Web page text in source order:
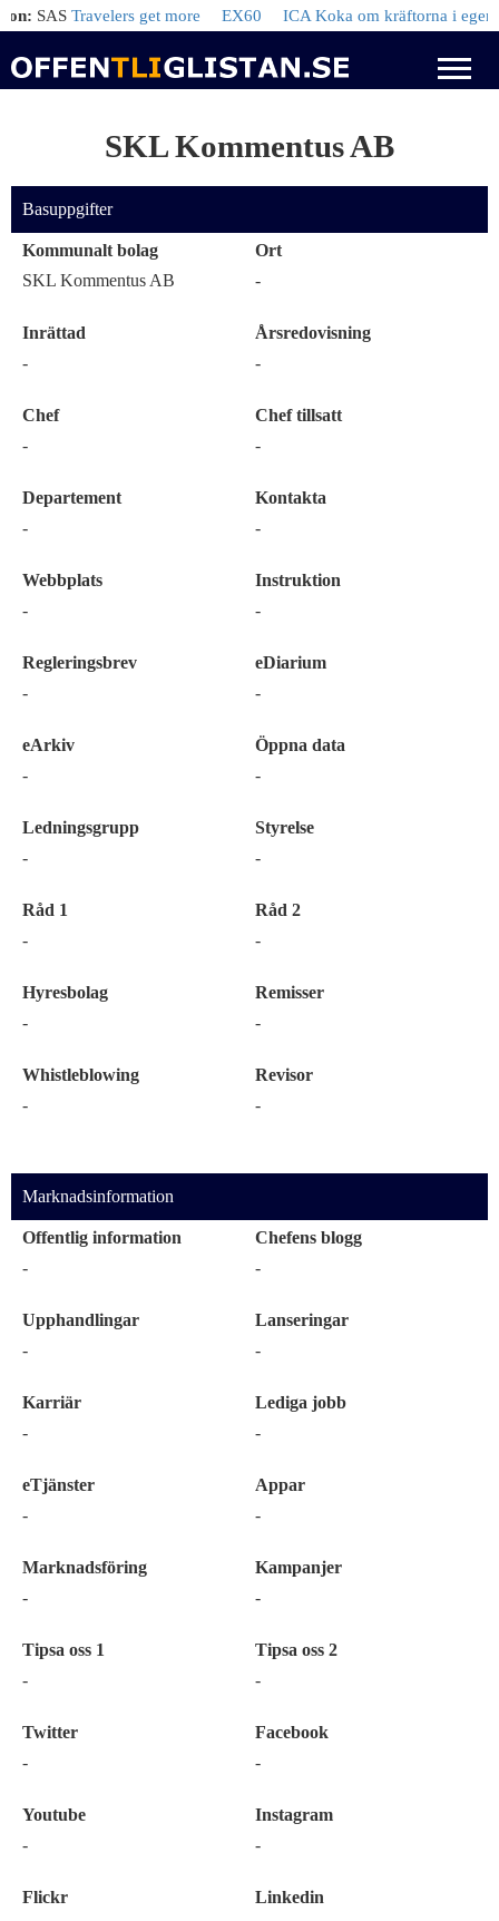
SASTravelers get more EX60 ICA Koka om kräftorna i egen lag
SKL Kommentus AB
Basuppgifter
Kommunalt bolag
SKL Kommentus AB
Ort
-
Inrättad
-
Årsredovisning
-
Chef
-
Chef tillsatt
-
Departement
-
Kontakta
-
Webbplats
-
Instruktion
-
Regleringsbrev
-
eDiarium
-
eArkiv
-
Öppna data
-
Ledningsgrupp
-
Styrelse
-
Råd 1
-
Råd 2
-
Hyresbolag
-
Remisser
-
Whistleblowing
-
Revisor
-
Marknadsinformation
Offentlig information
-
Chefens blogg
-
Upphandlingar
-
Lanseringar
-
Karriär
-
Lediga jobb
-
eTjänster
-
Appar
-
Marknadsföring
-
Kampanjer
-
Tipsa oss 1
-
Tipsa oss 2
-
Twitter
-
Facebook
-
Youtube
-
Instagram
-
Flickr
Linkedin